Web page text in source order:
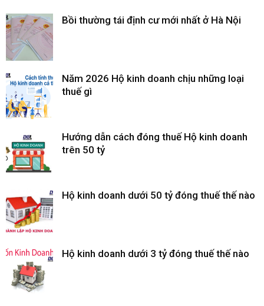
Bồi thường tái định cư mới nhất ở Hà Nội
Năm 2026 Hộ kinh doanh chịu những loại
thuế gì
Hướng dẫn cách đóng thuế Hộ kinh doanh
trên 50 tỷ
Hộ kinh doanh dưới 50 tỷ đóng thuế thế nào
Hộ kinh doanh dưới 3 tỷ đóng thuế thế nào